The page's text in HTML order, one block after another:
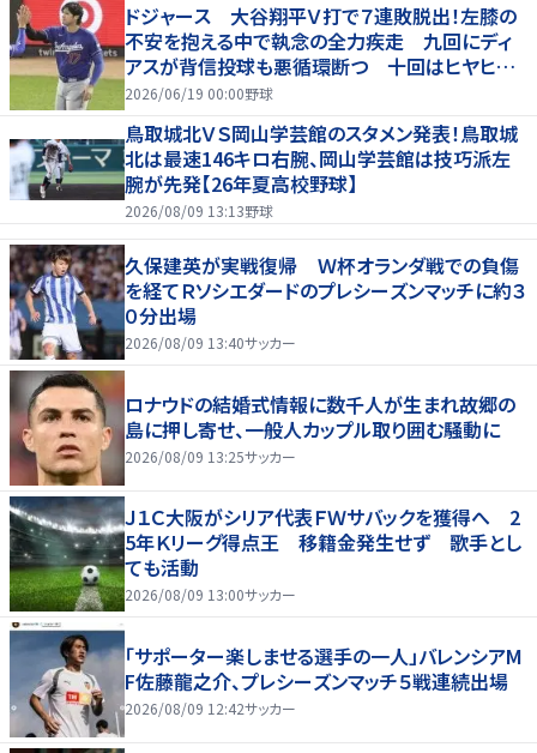
ドジャース 大谷翔平Ｖ打で７連敗脱出！左膝の
不安を抱える中で執念の全力疾走 九回にディ
アスが背信投球も悪循環断つ 十回はヒヤヒヤ
もリード守る
2026/06/19 00:00野球
鳥取城北ＶＳ岡山学芸館のスタメン発表！鳥取城
北は最速146キロ右腕、岡山学芸館は技巧派左
腕が先発【26年夏高校野球】
2026/08/09 13:13野球
久保建英が実戦復帰 Ｗ杯オランダ戦での負傷
を経てＲソシエダードのプレシーズンマッチに約３
０分出場
2026/08/09 13:40サッカー
ロナウドの結婚式情報に数千人が生まれ故郷の
島に押し寄せ、一般人カップル取り囲む騒動に
2026/08/09 13:25サッカー
Ｊ１Ｃ大阪がシリア代表ＦＷサバックを獲得へ 2
5年Ｋリーグ得点王 移籍金発生せず 歌手とし
ても活動
2026/08/09 13:00サッカー
「サポーター楽しませる選手の一人」バレンシアM
F佐藤龍之介、プレシーズンマッチ５戦連続出場
2026/08/09 12:42サッカー